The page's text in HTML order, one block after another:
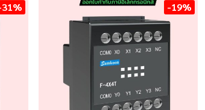
-19%